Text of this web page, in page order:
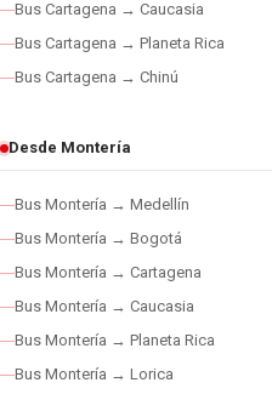
Bus Cartagena → Caucasia
Bus Cartagena → Planeta Rica
Bus Cartagena → Chinú
Desde Montería
Bus Montería → Medellín
Bus Montería → Bogotá
Bus Montería → Cartagena
Bus Montería → Caucasia
Bus Montería → Planeta Rica
Bus Montería → Lorica